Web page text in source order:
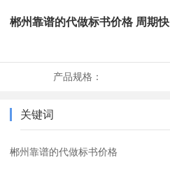
郴州靠谱的代做标书价格 周期快
产品规格：
关键词
郴州靠谱的代做标书价格